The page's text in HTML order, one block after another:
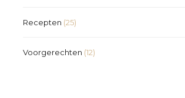
Recepten (25)
Voorgerechten (12)